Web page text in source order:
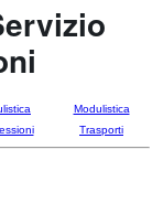
Modulistica
Trasporti